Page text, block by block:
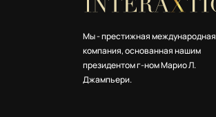
Мы - престижная международная
компания, основанная нашим
президентом г-ном Марио Л.
Джампьери.